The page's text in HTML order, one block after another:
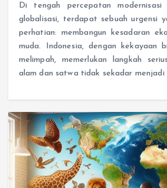
Di tengah percepatan
globalisasi, terdapat sebuah urgensi
perhatian: membangun kesadaran
muda. Indonesia, dengan kekayaan
melimpah, memerlukan langkah
alam dan satwa tidak sekadar